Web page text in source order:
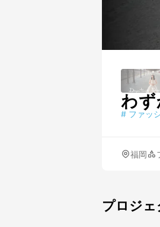
わ
# ファッ
福岡
プロジ